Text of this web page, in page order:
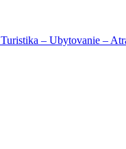
Turistika – Ubytovanie –